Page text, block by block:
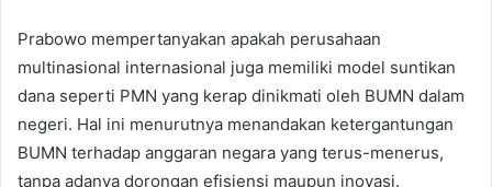
Prabowo mempertanyakan apakah perusahaan
multinasional internasional juga memiliki model suntikan
dana seperti PMN yang kerap dinikmati oleh BUMN dalam
negeri. Hal ini menurutnya menandakan ketergantungan
BUMN terhadap anggaran negara yang terus-menerus,
tanpa adanya dorongan efisiensi maupun inovasi.